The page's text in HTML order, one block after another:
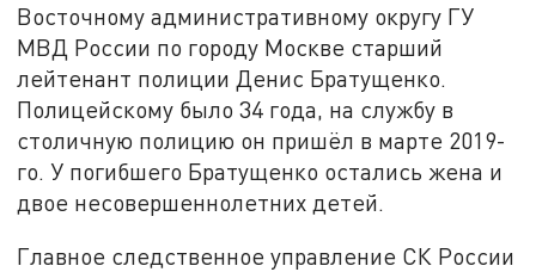
Восточному административному округу ГУ
МВД России по городу Москве старший
лейтенант полиции Денис Братущенко.
Полицейскому было 34 года, на службу в
столичную полицию он пришёл в марте 2019-
го. У погибшего Братущенко остались жена и
двое несовершеннолетних детей.
Главное следственное управление СК России